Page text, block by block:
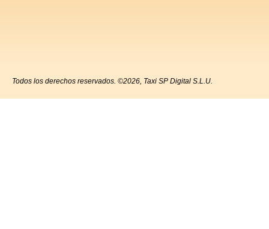
Todos los derechos reservados. ©2026, Taxi SP Digital S.L.U.